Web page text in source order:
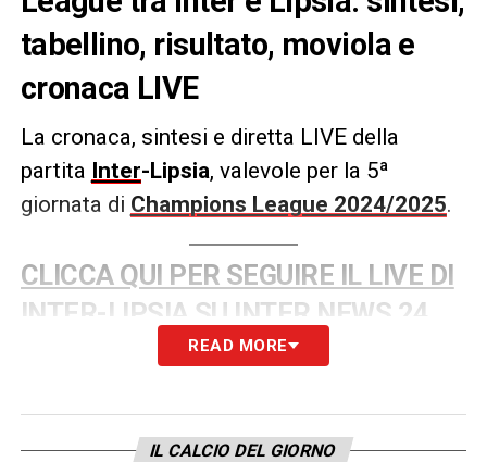
tabellino, risultato, moviola e
cronaca LIVE
La cronaca, sintesi e diretta LIVE della
partita Inter-Lipsia, valevole per la 5ª
giornata di Champions League 2024/2025.
CLICCA QUI PER SEGUIRE IL LIVE DI
INTER-LIPSIA SU INTER NEWS 24
READ MORE
IL CALCIO DEL GIORNO